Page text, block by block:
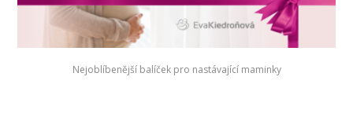
Nejoblíbenější balíček pro nastávající maminky